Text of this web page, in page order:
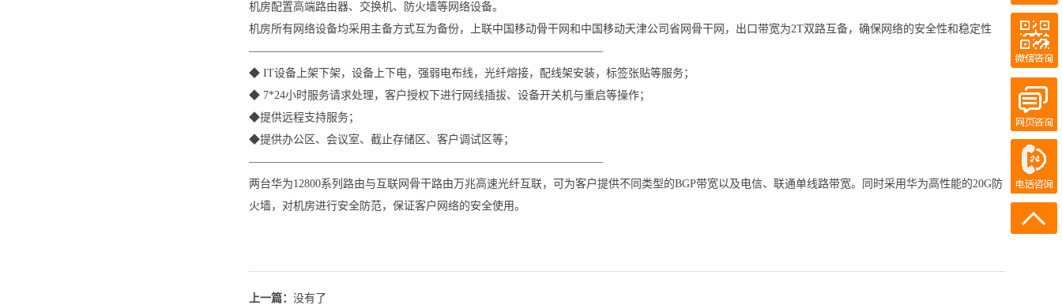
机房配置高端路由器、交换机、防火墙等网络设备。
机房所有网络设备均采用主备方式互为备份，上联中国移动骨干网和中国移动天津公司省网骨干网，出口带宽为2T双路互备，确保网络的安全性和稳定性
————————————————————————————————
◆ IT设备上架下架，设备上下电，强弱电布线，光纤熔接，配线架安装，标签张贴等服务；
◆ 7*24小时服务请求处理，客户授权下进行网线插拔、设备开关机与重启等操作；
◆提供远程支持服务；
◆提供办公区、会议室、截止存储区、客户调试区等；
————————————————————————————————
两台华为12800系列路由与互联网骨干路由万兆高速光纤互联，可为客户提供不同类型的BGP带宽以及电信、联通单线路带宽。同时采用华为高性能的20G防
火墙，对机房进行安全防范，保证客户网络的安全使用。
上一篇： 没有了